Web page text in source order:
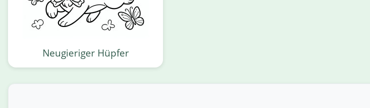
Neugieriger Hüpfer